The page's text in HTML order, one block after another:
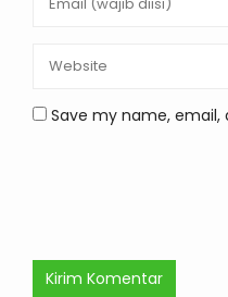
Save my name,